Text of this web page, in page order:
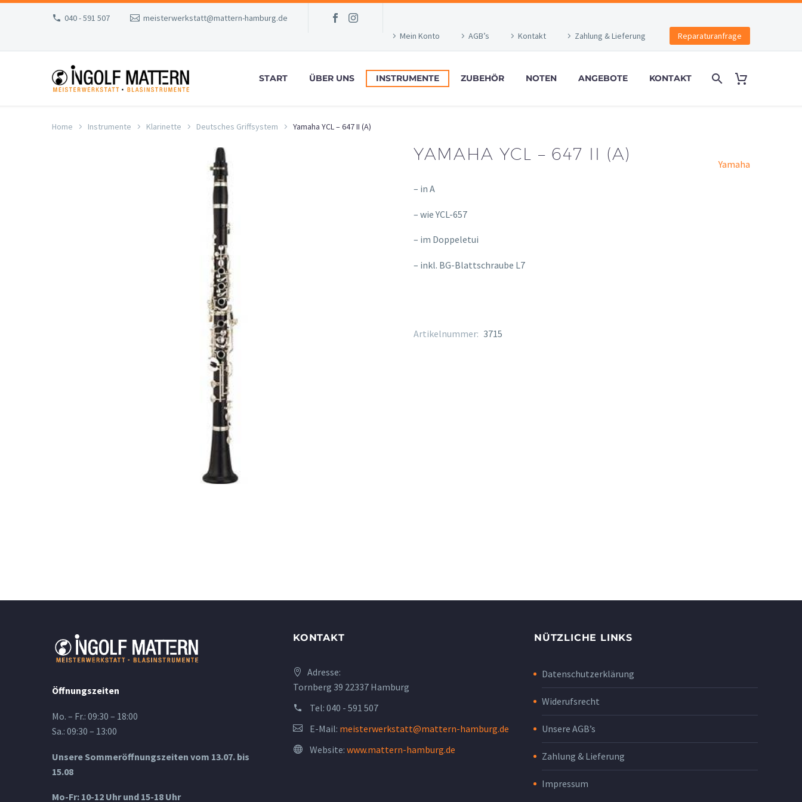
040 - 591 507
meisterwerkstatt@mattern-hamburg.de
Mein Konto
AGB’s Kontakt Zahlung & Lieferung Reparaturanfrage
START ÜBER UNS INSTRUMENTE ZUBEHÖR NOTEN ANGEBOTE KONTAKT
Home Instrumente Klarinette Deutsches Griffsystem Yamaha YCL – 647 II (A)
YAMAHA YCL – 647 II (A)
Yamaha
– in A
– wie YCL-657
– im Doppeletui
– inkl. BG-Blattschraube L7
Artikelnummer: 3715
Öffnungszeiten
Mo. – Fr.: 09:30 – 18:00
Sa.: 09:30 – 13:00
Unsere Sommeröffnungszeiten vom 13.07. bis
15.08
Mo-Fr: 10-12 Uhr und 15-18 Uhr
KONTAKT
Adresse:
Tornberg 39 22337 Hamburg
Tel: 040 - 591 507
E-Mail: meisterwerkstatt@mattern-hamburg.de
Website: www.mattern-hamburg.de
NÜTZLICHE LINKS
Datenschutzerklärung
Widerufsrecht
Unsere AGB’s
Zahlung & Lieferung
Impressum